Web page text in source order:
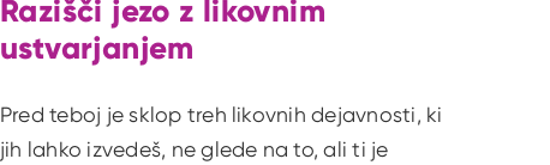
Razišči jezo z likovnim
ustvarjanjem
Pred teboj je sklop treh likovnih dejavnosti, ki
jih lahko izvedeš, ne glede na to, ali ti je